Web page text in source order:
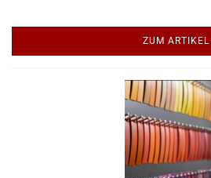
ZUM ARTIKEL